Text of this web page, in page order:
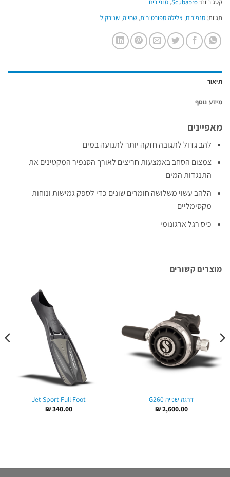
קטגוריות: Scubapro
, סנפירים
תגיות: סנפירים, צלילה ספורטיבית, שחייה, שנירקול
תיאור
מידע נוסף
מאפיינים
להב גדול לתגובה חזקה יותר לתנועה במים
צמצום הסחב באמצעות חריצים לאורך הסנפיר המקטינים את
התנגדות המים
הלהב עשוי משלושה חומרים שונים כדי לספק גמישות ונוחות
מקסימליים
כיס רגל ארגונומי
מוצרים קשורים
דרגה שנייה G260
₪2,600.00
Jet Sport Full Foot
₪340.00